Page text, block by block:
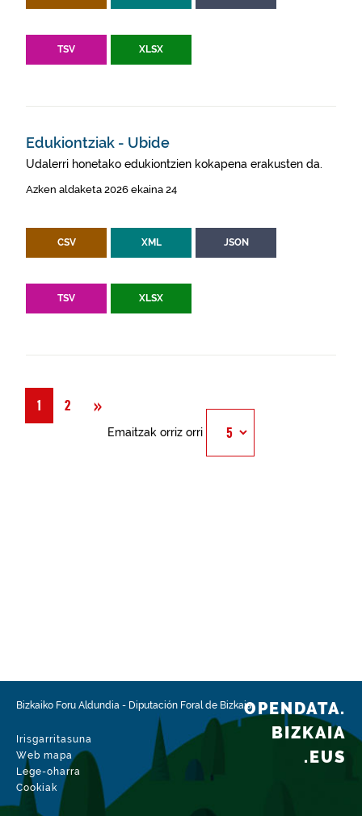
TSV XLSX
Edukiontziak - Ubide
Udalerri honetako edukiontzien kokapena erakusten da.
Azken aldaketa 2026 ekaina 24
CSV XML JSON
TSV XLSX
1 2 »Hurrengoa
Emaitzak orriz orri
Bizkaiko Foru Aldundia - Diputación Foral de Bizkaia
Irisgarritasuna
Web mapa
Lege-oharra
Cookiak
OPENDATA.
BIZKAIA
.EUS